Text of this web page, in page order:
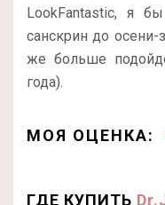
LookFantastic, я
санскрин до
же больше
года).
МОЯ ОЦЕНКА:
ГДЕ КУПИТЬ